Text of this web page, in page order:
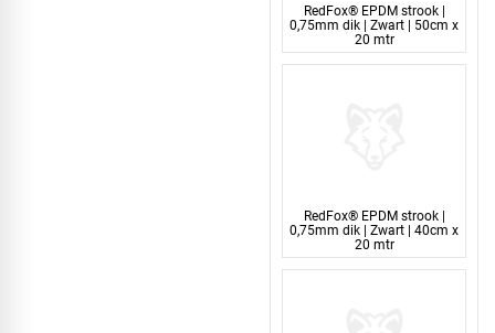
RedFox® EPDM strook |
0,75mm dik | Zwart | 50cm x
20 mtr
RedFox® EPDM strook |
0,75mm dik | Zwart | 40cm x
20 mtr